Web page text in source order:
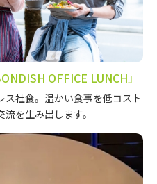
OFFICE LUNCH」
社食。温かい食事を低コスト
を生み出します。